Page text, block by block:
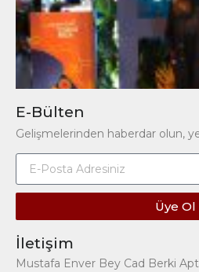
E-Bülten
Gelişmelerinden haberdar olun,
Üye Ol
İletişim
Mustafa Enver Bey Cad Berki